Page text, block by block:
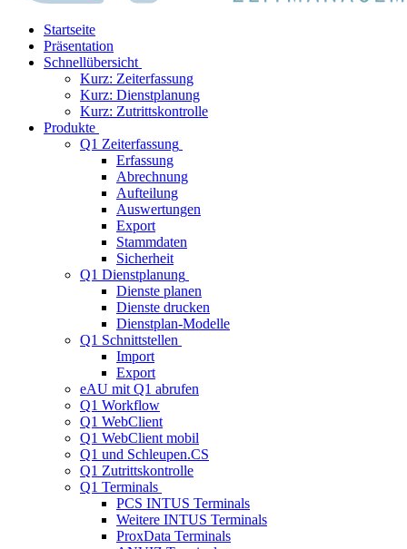
Startseite
Präsentation
Schnellübersicht
Kurz: Zeiterfassung
Kurz: Dienstplanung
Kurz: Zutrittskontrolle
Produkte
Q1 Zeiterfassung
Erfassung
Abrechnung
Aufteilung
Auswertungen
Export
Stammdaten
Sicherheit
Q1 Dienstplanung
Dienste planen
Dienste drucken
Dienstplan-Modelle
Q1 Schnittstellen
Import
Export
eAU mit Q1 abrufen
Q1 Workflow
Q1 WebClient
Q1 WebClient mobil
Q1 und Schleupen.CS
Q1 Zutrittskontrolle
Q1 Terminals
PCS INTUS Terminals
Weitere INTUS Terminals
ProxData Terminals